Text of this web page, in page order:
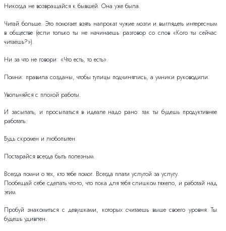
Никогда не возвращайся к бывшей. Она уже была.
Читай больше. Это помогает взять напрокат чужие мозги и выглядеть интересным
в обществе (если только ты не начинаешь разговор со слов «Кого ты сейчас
читаешь?»).
Ни за что не говори: «Что есть, то есть».
Помни: правила созданы, чтобы тупицы подчинялись, а умники руководили.
Увольняйся с плохой работы.
И засыпать, и просыпаться в идеале надо рано: так ты будешь продуктивнее
работать.
Будь скромен и любопытен.
Постарайся всегда быть полезным.
Всегда помни о тех, кто тебе помог. Всегда плати услугой за услугу.
Пообещай себе сделать что-то, что пока для тебя слишком тяжело, и работай над
этим.
Пробуй знакомиться с девушками, которых считаешь выше своего уровня. Ты
будешь удивлен.